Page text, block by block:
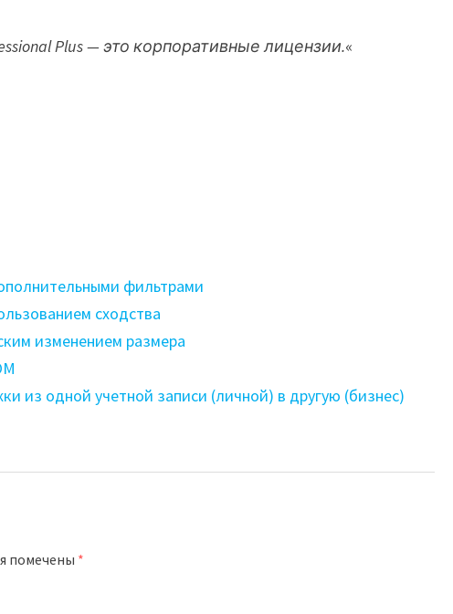
Plus — это корпоративные лицензии.«
фильтрами
сходства
изменением размера
из одной учетной записи (личной) в другую (бизнес)
помечены *